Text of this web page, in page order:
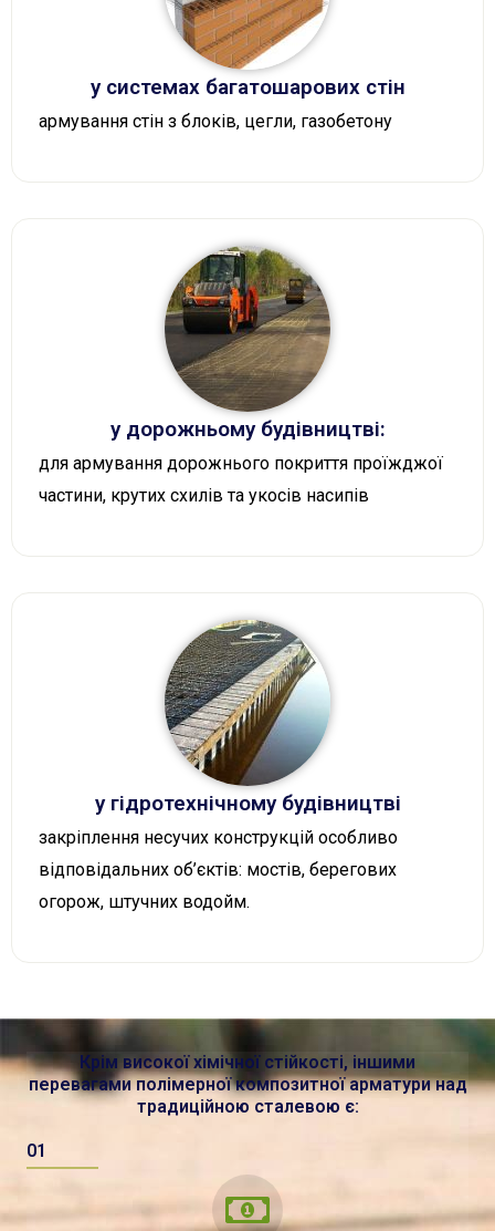
у системах багатошарових стін
армування стін з блоків, цегли, газобетону
у дорожньому будівництві:
для армування дорожнього покриття проїжджої
частини, крутих схилів та укосів насипів
у гідротехнічному будівництві
закріплення несучих конструкцій особливо
відповідальних об’єктів: мостів, берегових
огорож, штучних водойм.
Крім високої хімічної стійкості, іншими
перевагами полімерної композитної арматури над
традиційною сталевою є:
01